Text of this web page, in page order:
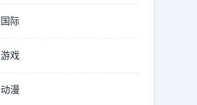
国际
游戏
动漫